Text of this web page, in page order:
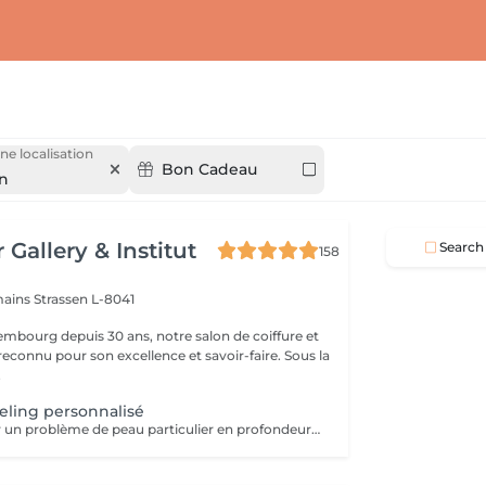
localisation
Bon Cadeau
Gallery & Institut
158
Strassen L-8041
depuis 30 ans, notre salon de coiffure et
pour son excellence et savoir-faire. Sous la
personnalisé
Permet de traiter un problème de peau particulier en profondeur par exfoliation, sans traumatisme important pour la peau. Avec quatre produits domicile. Fréquence toutes les deux semaines. Exposition au soleil interdite sans protection pendant la durée du traitement. Tous nos soins et traitements sont mixtes hommes et femmes. Les traitements en cure sont valables six mois. Sur conseil de votre esthéticienne, des combinaisons de soins et de traitements sont possibles, afin d'obtenir un résultat optimal. Attention certain traitements nécessitent des explications préalables ainsi qu'une commande spécifique des coffrets et de soins personnalisés.